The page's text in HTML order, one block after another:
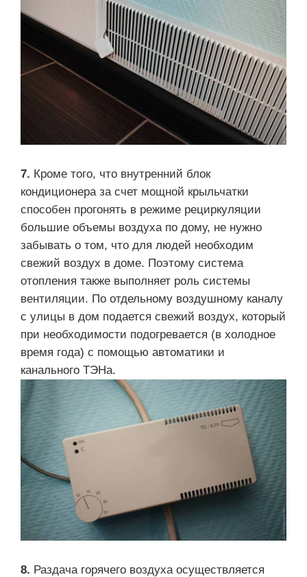
7. Кроме того, что внутренний блок
кондиционера за счет мощной крыльчатки
способен прогонять в режиме рециркуляции
большие объемы воздуха по дому, не нужно
забывать о том, что для людей необходим
свежий воздух в доме. Поэтому система
отопления также выполняет роль системы
вентиляции. По отдельному воздушному каналу
с улицы в дом подается свежий воздух, который
при необходимости подогревается (в холодное
время года) с помощью автоматики и
канального ТЭНа.
8. Раздача горячего воздуха осуществляется